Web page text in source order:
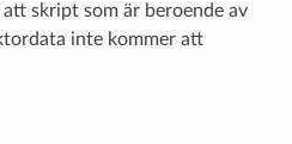
skript som är beroende av
inte kommer att